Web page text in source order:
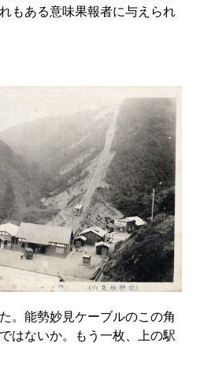
もある意味果報者に与えられ
。能勢妙見ケーブルのこの角
はないか。もう一枚、上の駅